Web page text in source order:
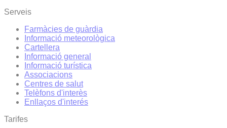
Serveis
Farmàcies de guàrdia
Informació meteorològica
Cartellera
Informació general
Informació turística
Associacions
Centres de salut
Telèfons d'interès
Enllaços d'interés
Tarifes